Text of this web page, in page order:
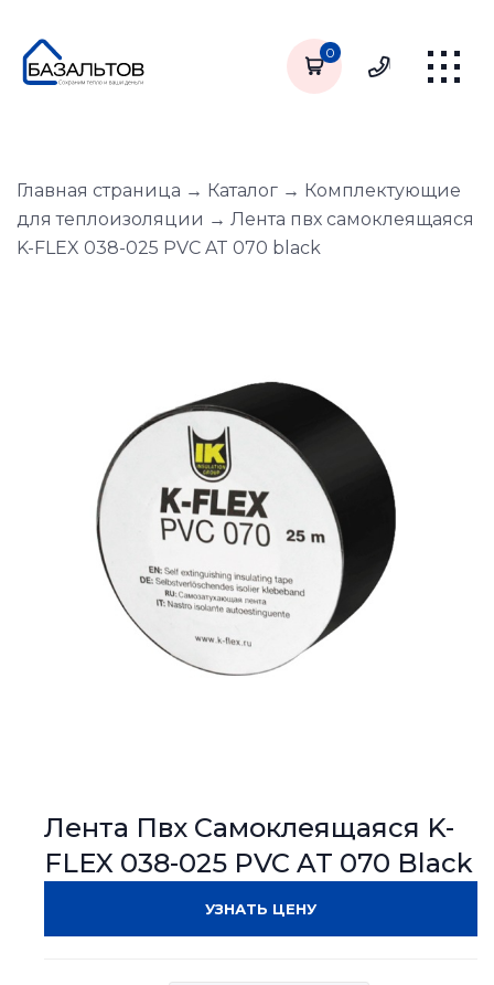
0
Главная страница → Каталог → Комплектующие
для теплоизоляции → Лента пвх самоклеящаяся
K-FLEX 038-025 PVC AT 070 black
Лента Пвх Самоклеящаяся K-
FLEX 038-025 PVC AT 070 Black
УЗНАТЬ ЦЕНУ